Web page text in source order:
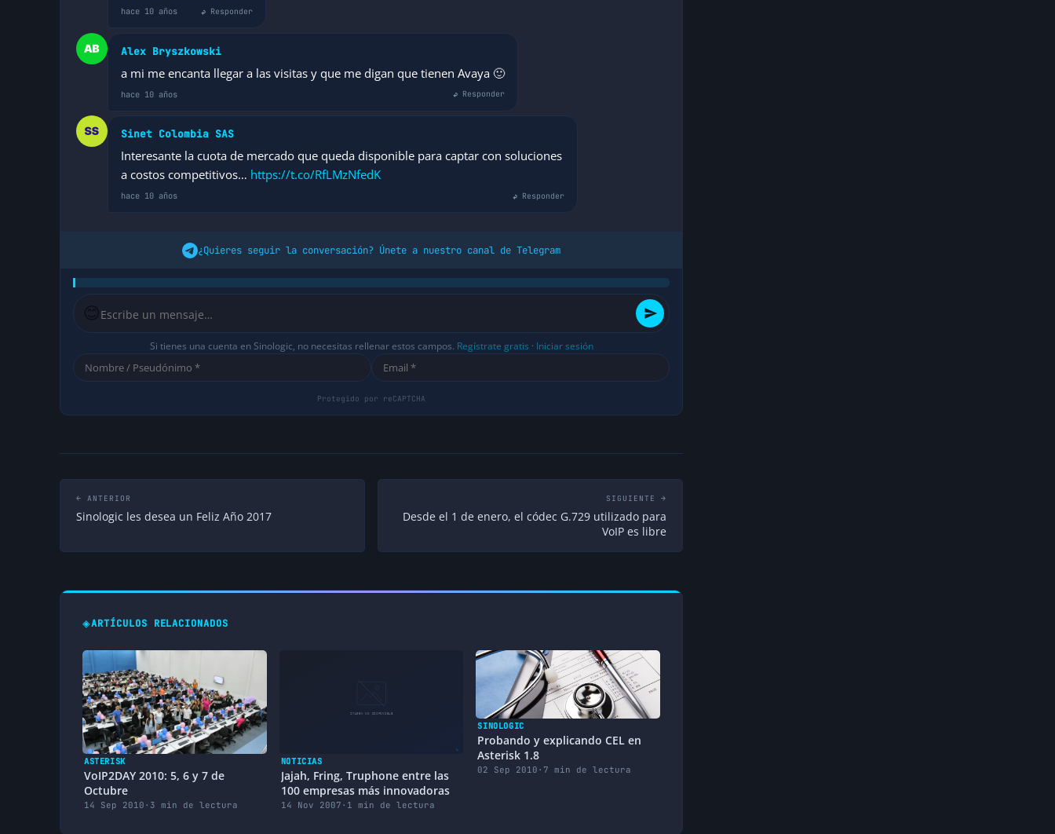
hace 10 años ↩ Responder
Alex Bryszkowski
a mi me encanta llegar a las visitas y que me digan que tienen Avaya 🙂
hace 10 años ↩ Responder
Sinet Colombia SAS
Interesante la cuota de mercado que queda disponible para captar con soluciones
a costos competitivos… https://t.co/RfLMzNfedK
hace 10 años ↩ Responder
¿Quieres seguir la conversación? Únete a nuestro canal de Telegram
😊
Si tienes una cuenta en Sinologic, no necesitas rellenar estos campos. Regístrate gratis · Iniciar sesión
← ANTERIOR
Sinologic les desea un Feliz Año 2017
SIGUIENTE →
Desde el 1 de enero, el códec G.729 utilizado para
VoIP es libre
◈ARTÍCULOS RELACIONADOS
ASTERISK
VoIP2DAY 2010: 5, 6 y 7 de
Octubre
14 Sep 2010 · 3 min de lectura
NOTICIAS
Jajah, Fring, Truphone entre las
100 empresas más innovadoras
14 Nov 2007 · 1 min de lectura
SINOLOGIC
Probando y explicando CEL en
Asterisk 1.8
02 Sep 2010 · 7 min de lectura